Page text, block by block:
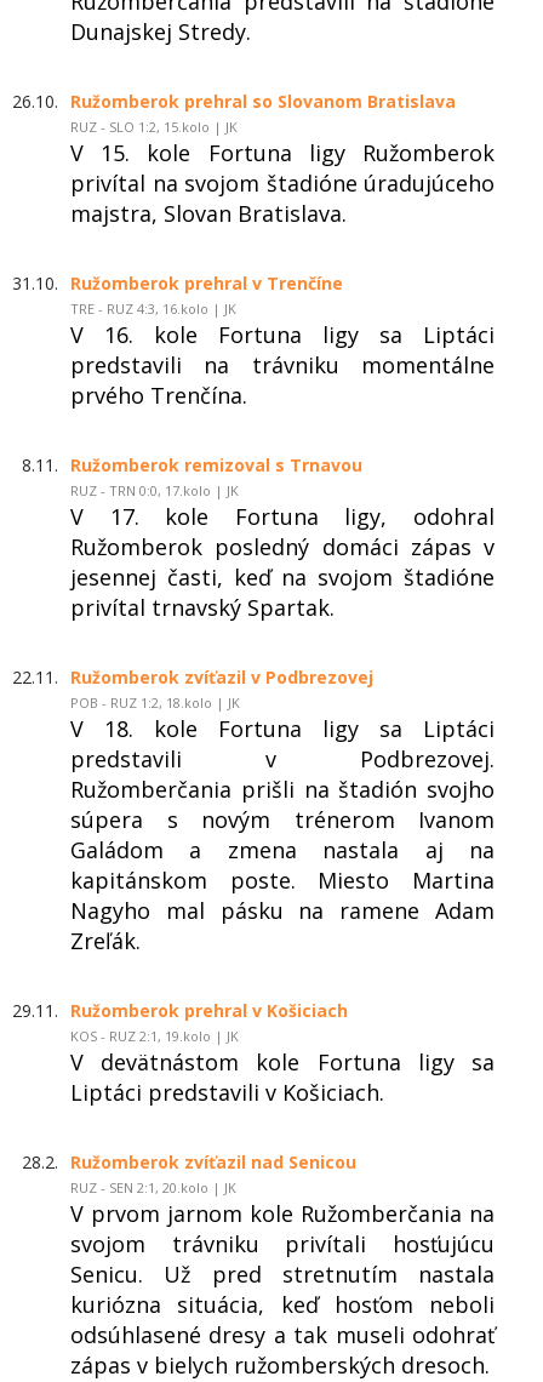
Dunajskej Stredy.
26.10. Ružomberok prehral so Slovanom Bratislava
RUZ - SLO 1:2, 15.kolo | JK
V 15. kole Fortuna ligy Ružomberok
privítal na svojom štadióne úradujúceho
majstra, Slovan Bratislava.
31.10. Ružomberok prehral v Trenčíne
TRE - RUZ 4:3, 16.kolo | JK
V 16. kole Fortuna ligy sa Liptáci
predstavili na trávniku momentálne
prvého Trenčína.
8.11. Ružomberok remizoval s Trnavou
RUZ - TRN 0:0, 17.kolo | JK
V 17. kole Fortuna ligy, odohral
Ružomberok posledný domáci zápas v
jesennej časti, keď na svojom štadióne
privítal trnavský Spartak.
22.11. Ružomberok zvíťazil v Podbrezovej
POB - RUZ 1:2, 18.kolo | JK
V 18. kole Fortuna ligy sa Liptáci
predstavili v Podbrezovej.
Ružomberčania prišli na štadión svojho
súpera s novým trénerom Ivanom
Galádom a zmena nastala aj na
kapitánskom poste. Miesto Martina
Nagyho mal pásku na ramene Adam
Zreľák.
29.11. Ružomberok prehral v Košiciach
KOS - RUZ 2:1, 19.kolo | JK
V devätnástom kole Fortuna ligy sa
Liptáci predstavili v Košiciach.
28.2. Ružomberok zvíťazil nad Senicou
RUZ - SEN 2:1, 20.kolo | JK
V prvom jarnom kole Ružomberčania na
svojom trávniku privítali hosťujúcu
Senicu. Už pred stretnutím nastala
kuriózna situácia, keď hosťom neboli
odsúhlasené dresy a tak museli odohrať
zápas v bielych ružomberských dresoch.